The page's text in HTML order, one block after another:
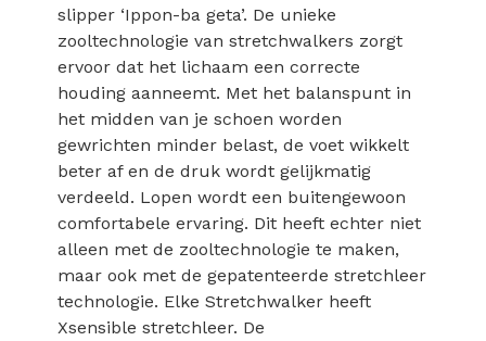
slipper ‘Ippon-ba geta’. De unieke
zooltechnologie van stretchwalkers zorgt
ervoor dat het lichaam een correcte
houding aanneemt. Met het balanspunt in
het midden van je schoen worden
gewrichten minder belast, de voet wikkelt
beter af en de druk wordt gelijkmatig
verdeeld. Lopen wordt een buitengewoon
comfortabele ervaring. Dit heeft echter niet
alleen met de zooltechnologie te maken,
maar ook met de gepatenteerde stretchleer
technologie. Elke Stretchwalker heeft
Xsensible stretchleer. De